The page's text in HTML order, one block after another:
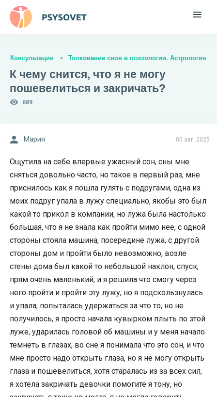
Консультации Толкование снов в психологии. Астрология
К чему снится, что я не могу
пошевелиться и закричать?
689
05 авг. 2025
Мария
Ощутила на себе впервые ужасный сон, сны мне
сняться довольно часто, но такое в первый раз, мне
приснилось как я пошла гулять с подругами, одна из
моих подруг упала в лужу специально, якобы это был
какой то прикол в компании, но лужа была настолько
большая, что я не знала как пройти мимо нее, с одной
стороны стояла машина, посередине лужа, с другой
стороны дом и пройти было невозможно, возле
стены дома был какой то небольшой наклон, спуск,
прям очень маленький, и я решила что смогу через
него пройти и пройти эту лужу, но я подскользнулась
и упала, попыталась удержаться за что то, но не
получилось, я просто начала кувырком плыть по этой
луже, ударилась головой об машины и у меня начало
темнеть в глазах, во сне я понимала что это сон, и что
мне просто надо открыть глаза, но я не могу открыть
глаза и пошевелиться, хотя старалась из за всех сил,
я хотела закричать девочки помогите я тону, но